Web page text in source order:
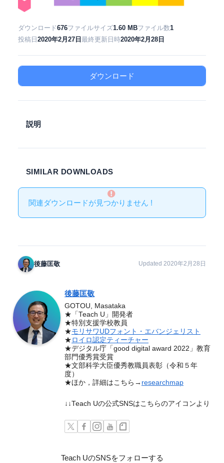
ダウンロード676ファイルサイズ1.60 MBファイル数1
投稿日 2020年2月27日 最終更新日時2020年2月28日
ダウンロード
説明
SIMILAR DOWNLOADS
関連ダウンロードが見つかりません !
後藤匡敬 Updated 2020年2月28日
後藤匡敬
GOTOU, Masataka
★「Teach U」開発者
★特別支援学校教員
★モリサワUDフォント・エバンジェリスト
★ ロイロ認定ティーチャー
★デジタル庁「good digital award 2022」教育
部門優秀賞受賞
★文部科学大臣優秀教職員表彰（令和５年
度）
★ほか，詳細はこちら→ researchmap
↓↓Teach Uの公式SNSはこちらのアイコンより
Teach UのSNSをフォローする